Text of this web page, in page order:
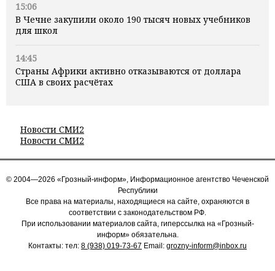
15:06
В Чечне закупили около 190 тысяч новых учебников
для школ
14:45
Страны Африки активно отказываются от доллара
США в своих расчётах
Новости СМИ2
Новости СМИ2
© 2004—2026 «Грозный-информ», Информационное агентство Чеченской
Республики
Все права на материалы, находящиеся на сайте, охраняются в
соответствии с законодательством РФ.
При использовании материалов сайта, гиперссылка на «Грозный-
информ» обязательна.
Контакты: тел: 8 (938) 019-73-67 Email: grozny-inform@inbox.ru